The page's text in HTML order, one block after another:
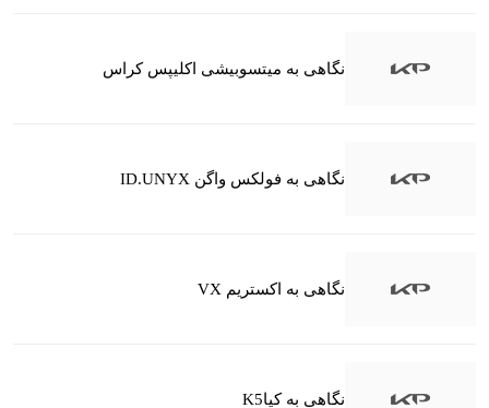
نگاهی به میتسوبیشی اکلیپس کراس
نگاهی به فولکس واگن ID.UNYX
نگاهی به اکستریم VX
نگاهی به کیاK5